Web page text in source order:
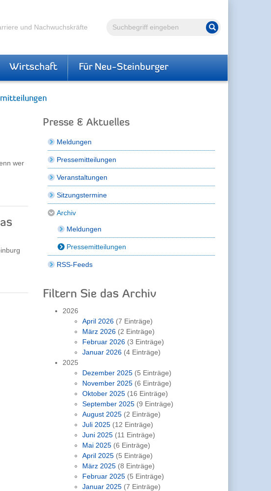
Volltextsuche Suche starten
und Nachwuchskräfte
Wirtschaft Für Neu-Steinburger
wer
Presse & Aktuelles
Meldungen
Pressemitteilungen
Veranstaltungen
Sitzungstermine
Archiv
Meldungen
Pressemitteilungen
RSS-Feeds
Filtern Sie das Archiv
2026
April 2026 (7 Einträge)
März 2026 (2 Einträge)
Februar 2026 (3 Einträge)
Januar 2026 (4 Einträge)
2025
Dezember 2025 (5 Einträge)
November 2025 (6 Einträge)
Oktober 2025 (16 Einträge)
September 2025 (9 Einträge)
August 2025 (2 Einträge)
Juli 2025 (12 Einträge)
Juni 2025 (11 Einträge)
Mai 2025 (6 Einträge)
April 2025 (5 Einträge)
März 2025 (8 Einträge)
Februar 2025 (5 Einträge)
Januar 2025 (7 Einträge)